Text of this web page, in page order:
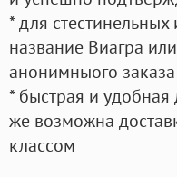
* для
название Виагра
анонимныого
* быстрая и удобная
же возможна
классом